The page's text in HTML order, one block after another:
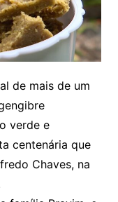
de mais de um
verde e
centenária que
Chaves, na